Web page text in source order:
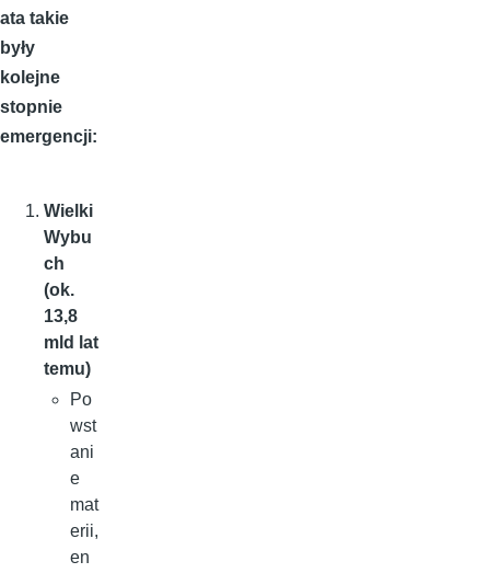
ata takie
były
kolejne
stopnie
emergencji:
Wielki
Wybu
ch
(ok.
13,8
mld lat
temu)
Po
wst
ani
e
mat
erii,
en